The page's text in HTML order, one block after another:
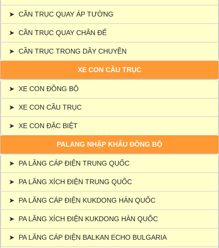
➤ CẦN TRỤC QUAY ÁP TƯỜNG
➤ CẦN TRỤC QUAY CHÂN ĐẾ
➤ CẦN TRỤC TRONG DÂY CHUYỀN
XE CON CẦU TRỤC
➤ XE CON ĐỒNG BỘ
➤ XE CON CẦU TRỤC
➤ XE CON ĐẶC BIỆT
PALANG NHẬP KHẨU ĐỒNG BỘ
➤ PA LĂNG CÁP ĐIỆN TRUNG QUỐC
➤ PA LĂNG XÍCH ĐIỆN TRUNG QUỐC
➤ PA LĂNG CÁP ĐIỆN KUKDONG HÀN QUỐC
➤ PA LĂNG XÍCH ĐIỆN KUKDONG HÀN QUỐC
➤ PA LĂNG CÁP ĐIỆN BALKAN ECHO BULGARIA